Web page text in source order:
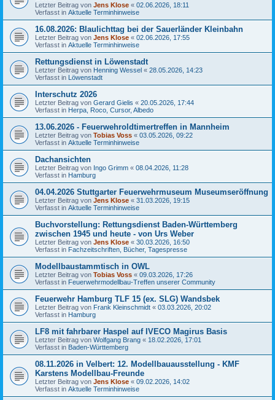
Letzter Beitrag von Jens Klose « 02.06.2026, 18:11
Verfasst in Aktuelle Terminhinweise
16.08.2026: Blaulichttag bei der Sauerländer Kleinbahn
Letzter Beitrag von Jens Klose « 02.06.2026, 17:55
Verfasst in Aktuelle Terminhinweise
Rettungsdienst in Löwenstadt
Letzter Beitrag von Henning Wessel « 28.05.2026, 14:23
Verfasst in Löwenstadt
Interschutz 2026
Letzter Beitrag von Gerard Gielis « 20.05.2026, 17:44
Verfasst in Herpa, Roco, Cursor, Albedo
13.06.2026 - Feuerwehroldtimertreffen in Mannheim
Letzter Beitrag von Tobias Voss « 03.05.2026, 09:22
Verfasst in Aktuelle Terminhinweise
Dachansichten
Letzter Beitrag von Ingo Grimm « 08.04.2026, 11:28
Verfasst in Hamburg
04.04.2026 Stuttgarter Feuerwehrmuseum Museumseröffnung
Letzter Beitrag von Jens Klose « 31.03.2026, 19:15
Verfasst in Aktuelle Terminhinweise
Buchvorstellung: Rettungsdienst Baden-Württemberg
zwischen 1945 und heute - von Urs Weber
Letzter Beitrag von Jens Klose « 30.03.2026, 16:50
Verfasst in Fachzeitschriften, Bücher, Tagespresse
Modellbaustammtisch in OWL
Letzter Beitrag von Tobias Voss « 09.03.2026, 17:26
Verfasst in Feuerwehrmodellbau-Treffen unserer Community
Feuerwehr Hamburg TLF 15 (ex. SLG) Wandsbek
Letzter Beitrag von Frank Kleinschmidt « 03.03.2026, 20:02
Verfasst in Hamburg
LF8 mit fahrbarer Haspel auf IVECO Magirus Basis
Letzter Beitrag von Wolfgang Brang « 18.02.2026, 17:01
Verfasst in Baden-Württemberg
08.11.2026 in Velbert: 12. Modellbauausstellung - KMF
Karstens Modellbau-Freunde
Letzter Beitrag von Jens Klose « 09.02.2026, 14:02
Verfasst in Aktuelle Terminhinweise